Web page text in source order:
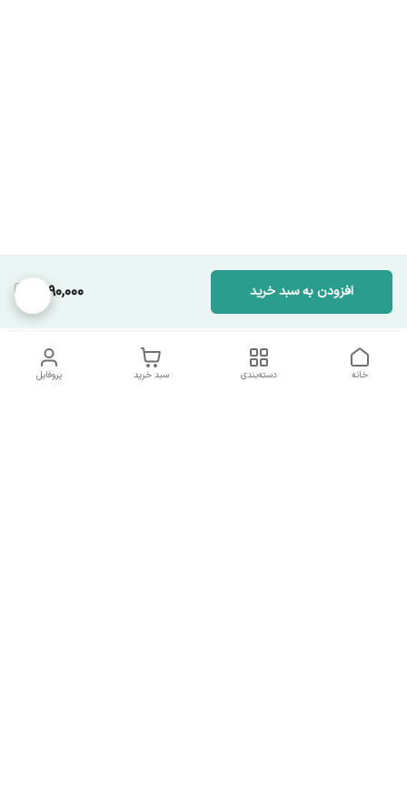
1,990,000 افزودن به سبد خرید
پروفایل سبد خرید دسته‌بندی خانه